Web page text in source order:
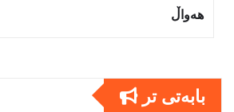
هەواڵ
بابەتى تر